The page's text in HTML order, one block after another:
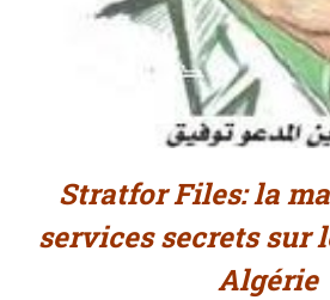
Stratfor Files: la
services secrets sur
Algérie